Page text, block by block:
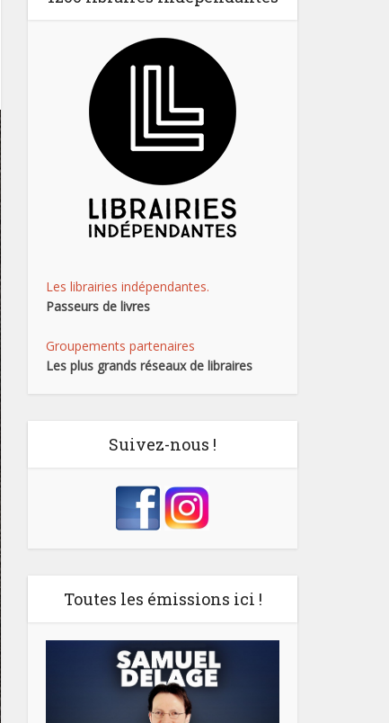
Les librairies indépendantes.
Passeurs de livres
Groupements partenaires
Les plus grands réseaux de libraires
Suivez-nous !
Toutes les émissions ici !